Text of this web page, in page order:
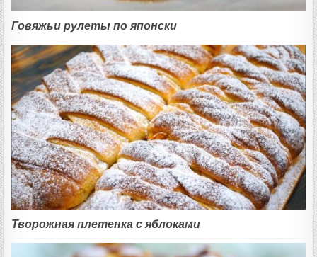
Говяжьи рулеты по японски
Творожная плетенка с яблоками